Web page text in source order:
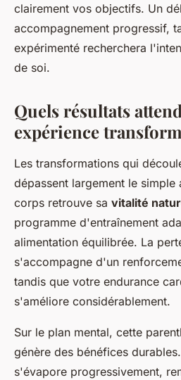
clairement vos objectifs. Un
accompagnement progressif,
expérimenté recherchera
de soi.
Quels résultats
expérience
Les transformations qui
dépassent largement le
corps retrouve sa vitalité
programme d'entraînement
alimentation équilibrée. La
s'accompagne d'un
tandis que votre endurance
s'améliore considérablement.
Sur le plan mental, cette
génère des bénéfices
s'évapore progressivement,